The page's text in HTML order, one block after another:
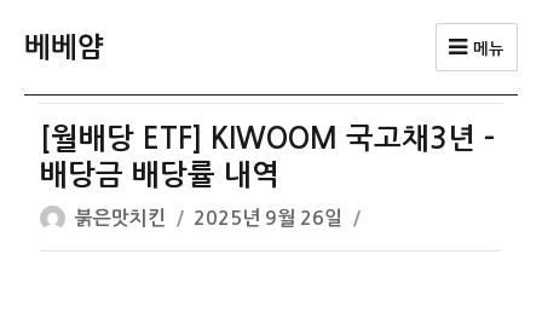
베베얌 메뉴
[월배당 ETF] KIWOOM 국고채3년 –
배당금 배당률 내역
글
쓴
붉은맛치킨
작
성
2025년 9월 26일